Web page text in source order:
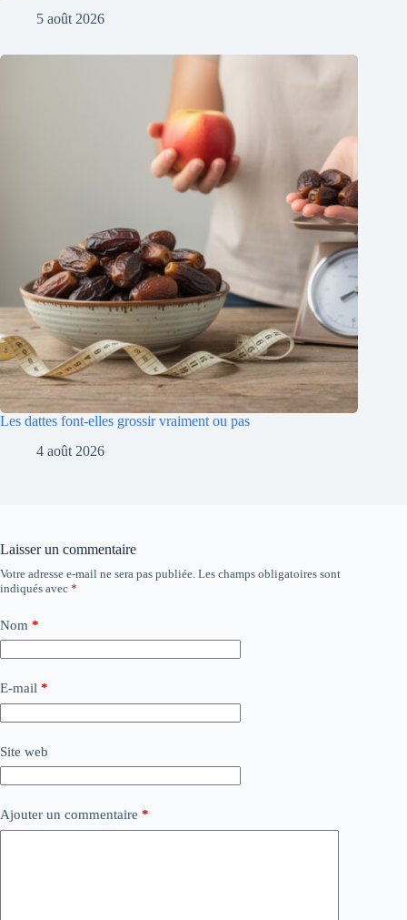
5 août 2026
Les dattes font-elles grossir vraiment ou pas
4 août 2026
Laisser un commentaire
Votre adresse e-mail ne sera pas publiée. Les champs obligatoires sont
indiqués avec *
Nom *
E-mail *
Site web
Ajouter un commentaire *